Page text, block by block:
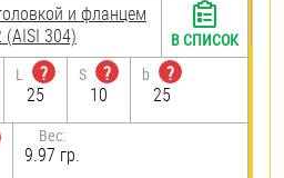
и фланцем
304)
L
?
25
S
?
10
b
?
25
Вес:
9.97 гр.
В СПИСОК